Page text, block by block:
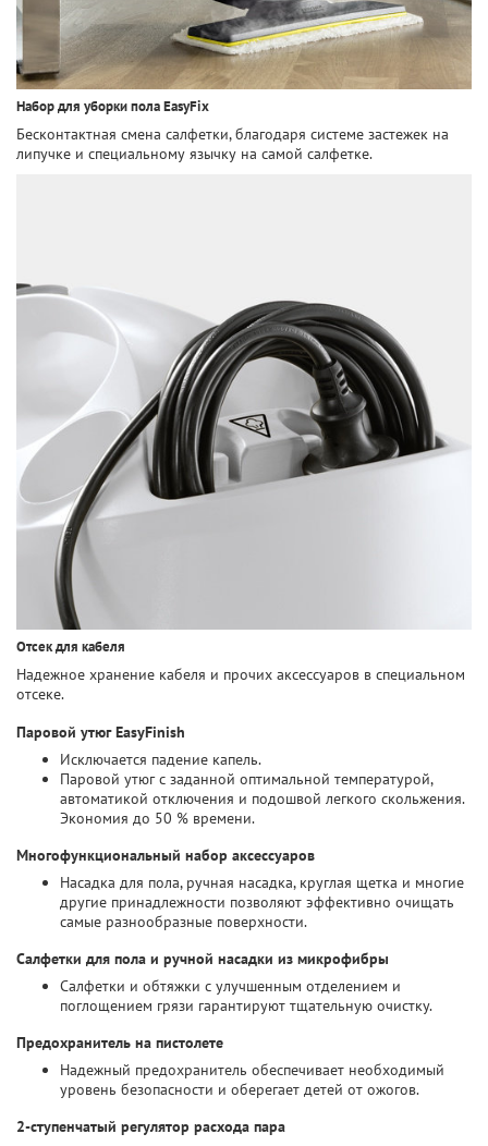
Набор для уборки пола EasyFix
Бесконтактная смена салфетки, благодаря системе застежек на
липучке и специальному язычку на самой салфетке.
Отсек для кабеля
Надежное хранение кабеля и прочих аксессуаров в специальном
отсеке.
Паровой утюг EasyFinish
Исключается падение капель.
Паровой утюг с заданной оптимальной температурой,
автоматикой отключения и подошвой легкого скольжения.
Экономия до 50 % времени.
Многофункциональный набор аксессуаров
Насадка для пола, ручная насадка, круглая щетка и многие
другие принадлежности позволяют эффективно очищать
самые разнообразные поверхности.
Салфетки для пола и ручной насадки из микрофибры
Салфетки и обтяжки с улучшенным отделением и
поглощением грязи гарантируют тщательную очистку.
Предохранитель на пистолете
Надежный предохранитель обеспечивает необходимый
уровень безопасности и оберегает детей от ожогов.
2-ступенчатый регулятор расхода пара